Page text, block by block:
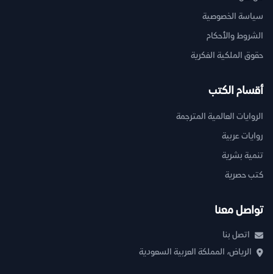
سياسة الخصوصية
الشروط والأحكام
حقوق الملكية الفكرية
أقسام الكتب
الروايات العالمية المترجمة
روايات عربية
تنمية بشرية
كتب حصرية
تواصل معنا
اتصل بنا
الرياض، المملكة العربية السعودية